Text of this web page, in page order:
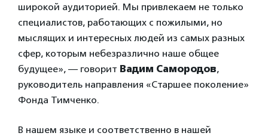
широкой аудиторией. Мы привлекаем не только
специалистов, работающих с пожилыми, но
мыслящих и интересных людей из самых разных
сфер, которым небезразлично наше общее
будущее», — говорит Вадим Самородов,
руководитель направления «Старшее поколение»
Фонда Тимченко.
В нашем языке и соответственно в нашей